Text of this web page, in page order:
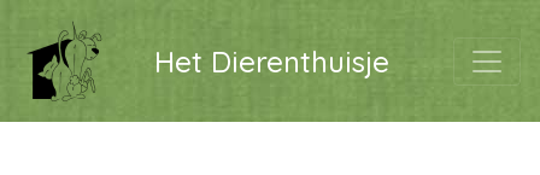
Het Dierenthuisje